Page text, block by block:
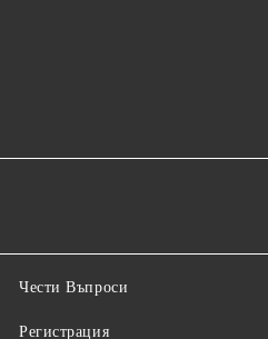
Чести Въпроси
Регистрация